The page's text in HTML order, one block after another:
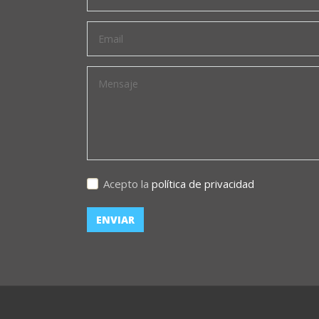
Acepto la política de privacidad